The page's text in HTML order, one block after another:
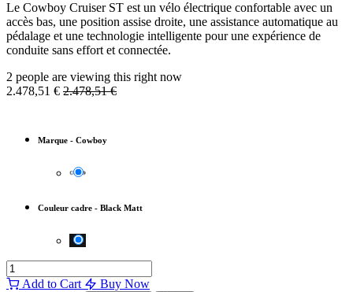
Le Cowboy Cruiser ST est un vélo électrique confortable avec un
accès bas, une position assise droite, une assistance automatique au
pédalage et une technologie intelligente pour une expérience de
conduite sans effort et connectée.
2 people are viewing this right now
2.478,51 € 2.478,51€
Marque - Cowboy
Couleur cadre - Black Matt
Add to Cart
Buy Now